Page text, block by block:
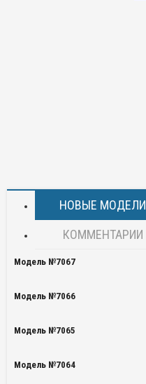
НОВЫЕ МОДЕЛИ
КОММЕНТАРИИ
Модель №7067
Модель №7066
Модель №7065
Модель №7064